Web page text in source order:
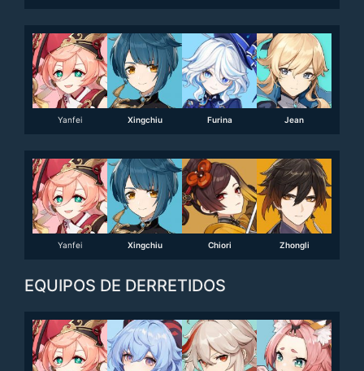
Yanfei Xingchiu Furina Jean
Yanfei Xingchiu Chiori Zhongli
EQUIPOS DE DERRETIDOS